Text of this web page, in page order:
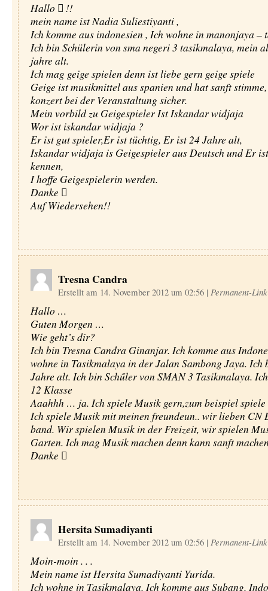
Hallo  !!
mein name ist Nadia Suliestiyanti ,
Ich komme aus indonesien , Ich wohne in manonjaya –
Ich bin Schülerin von sma negeri 3 tasikmalaya, mein
jahre alt.
Ich mag geige spielen denn ist liebe gern geige spiele
Geige ist musikmittel aus spanien und hat sanft
konzert bei der Veranstaltung sicher.
Mein vorbild zu Geigespieler Ist Iskandar widjaja
Wor ist iskandar widjaja ?
Er ist gut spieler,Er ist tüchtig, Er ist 24 Jahre alt,
Iskandar widjaja is Geigespieler aus Deutsch und Er
kennen,
I hoffe Geigespielerin werden.
Danke 
Auf Wiedersehen!!
Tresna Candra
Erstellt am 14. November 2012 um 02:56 | Permanent-Link
Hallo …
Guten Morgen …
Wie geht’s dir?
Ich bin Tresna Candra Ginanjar. Ich komme aus
wohne in Tasikmalaya in der Jalan Sambong Jaya. Ich
Jahre alt. Ich bin Schűler von SMAN 3 Tasikmalaya.
12 Klasse
Aaahhh … ja. Ich spiele Musik gern,zum beispiel
Ich spiele Musik mit meinen freundeun.. wir lieben CN
band. Wir spielen Musik in der Freizeit, wir spielen
Garten. Ich mag Musik machen denn kann sanft
Danke 
Hersita Sumadiyanti
Erstellt am 14. November 2012 um 02:56 | Permanent-Link
Moin-moin . . .
Mein name ist Hersita Sumadiyanti Yurida.
Ich wohne in Tasikmalaya, Ich komme aus Subang,